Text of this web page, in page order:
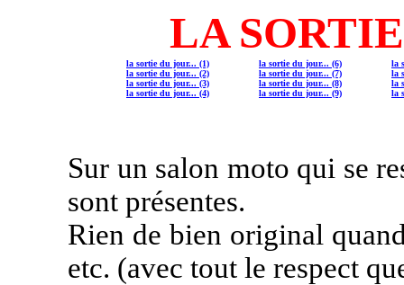
LA
la sortie du jour... (1)
la sortie du jour... (2)
la sortie du jour... (3)
la sortie du jour... (4)
la sortie du jour... (6)
la sortie du jour... (7)
la sortie du jour... (8)
la sortie du jour... (9)
la
la
la
la
Sur un salon moto qui se
sont présentes.
Rien de bien original
etc. (avec tout le respect